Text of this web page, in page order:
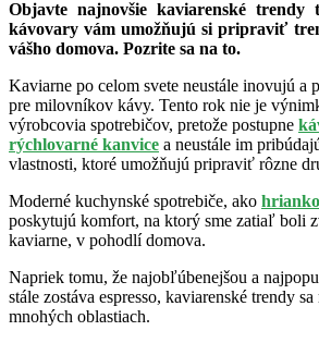
Objavte najnovšie kaviarenské trendy
kávovary vám umožňujú si pripraviť
vášho domova. Pozrite sa na to.
Kaviarne po celom svete neustále inovujú a
pre milovníkov kávy. Tento rok nie je
výrobcovia spotrebičov, pretože postupne
rýchlovarné kanvice a neustále im
vlastnosti, ktoré umožňujú pripraviť rôzne
Moderné kuchynské spotrebiče, ako
poskytujú komfort, na ktorý sme zatiaľ boli
kaviarne, v pohodlí domova.
Napriek tomu, že najobľúbenejšou a
stále zostáva espresso, kaviarenské trendy
mnohých oblastiach.